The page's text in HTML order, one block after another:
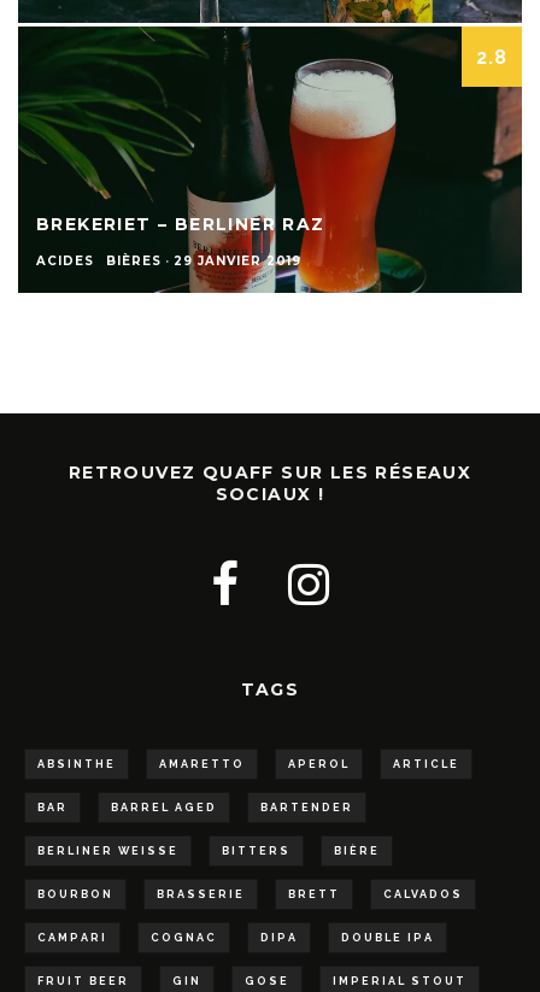
2.8
BREKERIET – BERLINER RAZ
ACIDES BIÈRES · 29 JANVIER 2019
RETROUVEZ QUAFF SUR LES RÉSEAUX
SOCIAUX !
TAGS
ABSINTHE AMARETTO APEROL ARTICLE
BAR BARREL AGED BARTENDER
BERLINER WEISSE BITTERS BIÈRE
BOURBON BRASSERIE BRETT CALVADOS
CAMPARI COGNAC DIPA DOUBLE IPA
FRUIT BEER GIN GOSE IMPERIAL STOUT